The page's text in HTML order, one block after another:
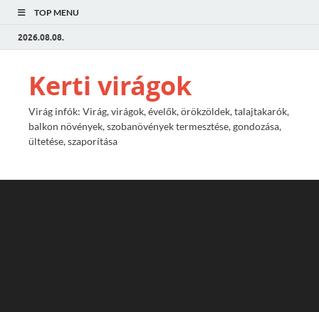
TOP MENU
2026.08.08.
Kerti virágok
Virág infók: Virág, virágok, évelők, örökzöldek, talajtakarók,
balkon növények, szobanövények termesztése, gondozása,
ültetése, szaporítása